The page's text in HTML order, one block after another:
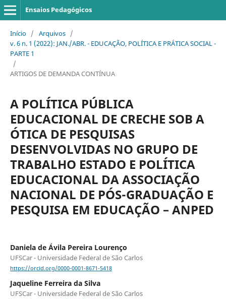
Ensaios Pedagógicos
Início / Arquivos /
v. 6 n. 1 (2022): JAN./ABR. - EDUCAÇÃO, POLÍTICA E PRÁTICA SOCIAL -
PARTE 1
/
ARTIGOS DE DEMANDA CONTÍNUA
A POLÍTICA PÚBLICA
EDUCACIONAL DE CRECHE SOB A
ÓTICA DE PESQUISAS
DESENVOLVIDAS NO GRUPO DE
TRABALHO ESTADO E POLÍTICA
EDUCACIONAL DA ASSOCIAÇÃO
NACIONAL DE PÓS-GRADUAÇÃO E
PESQUISA EM EDUCAÇÃO – ANPED
Daniela de Ávila Pereira Lourenço
UFSCar - Universidade Federal de São Carlos
https://orcid.org/0000-0001-8671-5418
Jaqueline Ferreira da Silva
UFSCar - Universidade Federal de São Carlos